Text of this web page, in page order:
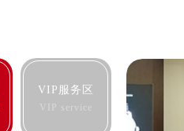
VIP服务区
VIP service